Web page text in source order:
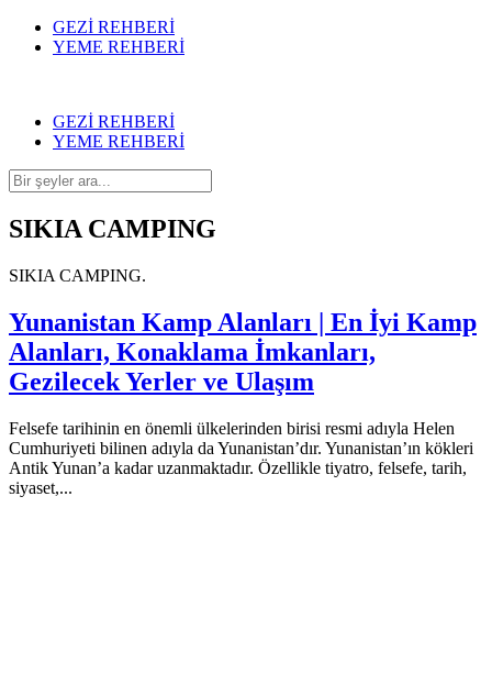
GEZİ REHBERİ
YEME REHBERİ
GEZİ REHBERİ
YEME REHBERİ
SIKIA CAMPING
SIKIA CAMPING.
Yunanistan Kamp Alanları | En İyi Kamp
Alanları, Konaklama İmkanları,
Gezilecek Yerler ve Ulaşım
Felsefe tarihinin en önemli ülkelerinden birisi resmi adıyla Helen
Cumhuriyeti bilinen adıyla da Yunanistan’dır. Yunanistan’ın kökleri
Antik Yunan’a kadar uzanmaktadır. Özellikle tiyatro, felsefe, tarih,
siyaset,...